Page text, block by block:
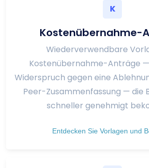
K
Kostenübernahme-
Wiederverwendbare
Kostenübernahme-Anträge
Widerspruch gegen eine
Peer-Zusammenfassung — die
schneller genehmigt
Entdecken Sie Vorlagen und